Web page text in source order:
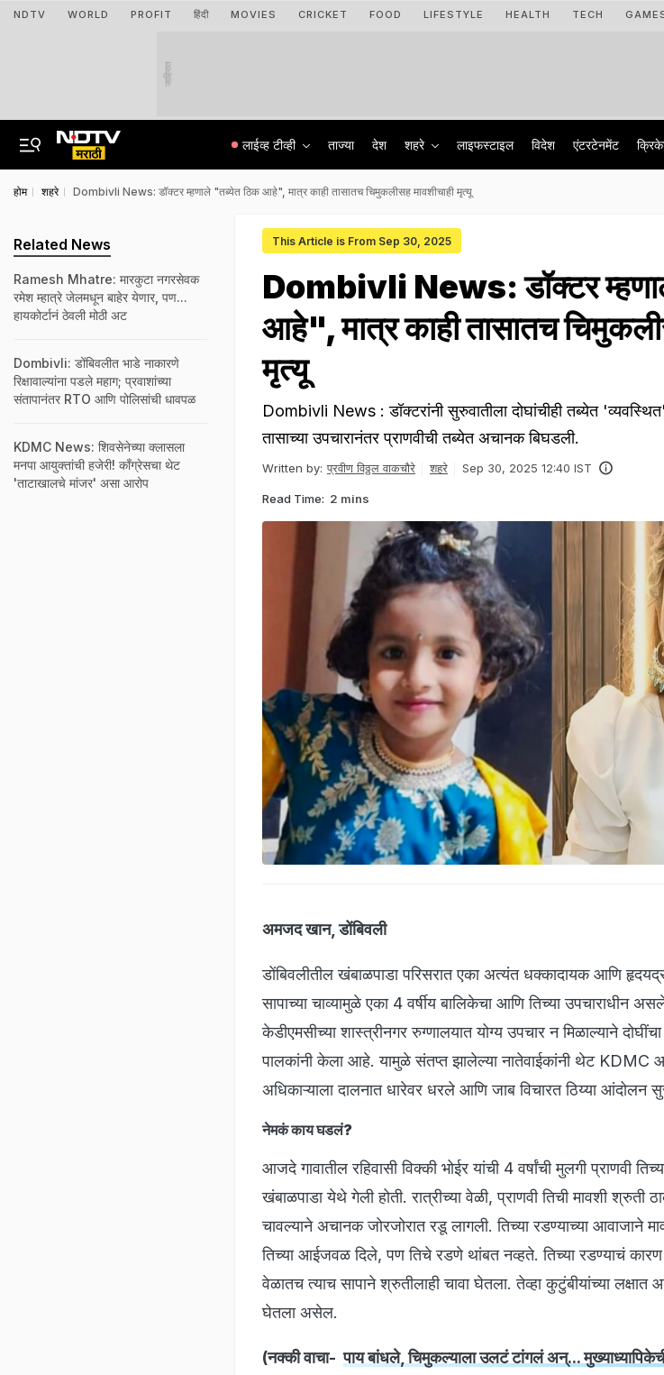
NDTV WORLD PROFIT हिंदी MOVIES CRICKET FOOD LIFESTYLE HEALTH TECH
जाहिरात
लाईव्ह टीव्ही ताज्या देश शहरे लाइफस्टाइल विदेश एंटरटेनमेंट
होम शहरे Dombivli News: डॉक्टर म्हणाले "तब्येत ठिक आहे", मात्र काही तासातच चिमुकलीसह मावशीचाही मृत्यू
This Article is From Sep 30, 2025
Dombivli News: डॉक्टर
आहे", मात्र काही तासातच
मृत्यू
Dombivli News : डॉक्टरांनी सुरुवातीला दोघांचीही तब्येत
तासाच्या उपचारानंतर प्राणवीची तब्येत अचानक बिघडली.
Written by: प्रवीण विठ्ठल वाकचौरे शहरे Sep 30, 2025 12:40 IST
Read Time: 2 mins
अमजद खान, डोंबिवली
डोंबिवलीतील खंबाळपाडा परिसरात एका अत्यंत धक्कादायक आणि
सापाच्या चाव्यामुळे एका 4 वर्षीय बालिकेचा आणि तिच्या उपचाराधीन
केडीएमसीच्या शास्त्रीनगर रुग्णालयात योग्य उपचार न मिळाल्याने
पालकांनी केला आहे. यामुळे संतप्त झालेल्या नातेवाईकांनी थेट KDMC
अधिकाऱ्याला दालनात धारेवर धरले आणि जाब विचारत ठिय्या आंदोलन
नेमकं काय घडलं?
आजदे गावातील रहिवासी विक्की भोईर यांची 4 वर्षांची मुलगी प्राणवी
खंबाळपाडा येथे गेली होती. रात्रीच्या वेळी, प्राणवी तिची मावशी
चावल्याने अचानक जोरजोरात रडू लागली. तिच्या रडण्याच्या आवाजाने
तिच्या आईजवळ दिले, पण तिचे रडणे थांबत नव्हते. तिच्या रडण्याचं
वेळातच त्याच सापाने श्रुतीलाही चावा घेतला. तेव्हा कुटुंबीयांच्या लक्षात
घेतला असेल.
(नक्की वाचा-पाय बांधले, चिमुकल्याला उलटं टांगलं अन्...
Related News
Ramesh Mhatre: मारकुटा नगरसेवक
रमेश म्हात्रे जेलमधून बाहेर येणार, पण...
हायकोर्टानं ठेवली मोठी अट
Dombivli: डोंबिवलीत भाडे नाकारणे
रिक्षावाल्यांना पडले महाग; प्रवाशांच्या
संतापानंतर RTO आणि पोलिसांची धावपळ
KDMC News: शिवसेनेच्या क्लासला
मनपा आयुक्तांची हजेरी! काँग्रेसचा थेट
'ताटाखालचे मांजर' असा आरोप